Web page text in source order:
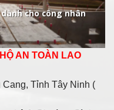
cho công nhân
AN TOÀN LAO
Tỉnh Tây Ninh (